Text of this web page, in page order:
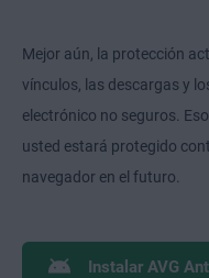
Mejor aún, la protección
vínculos, las descargas y
electrónico no seguros.
usted estará protegido
navegador en el futuro.
Instalar AVG